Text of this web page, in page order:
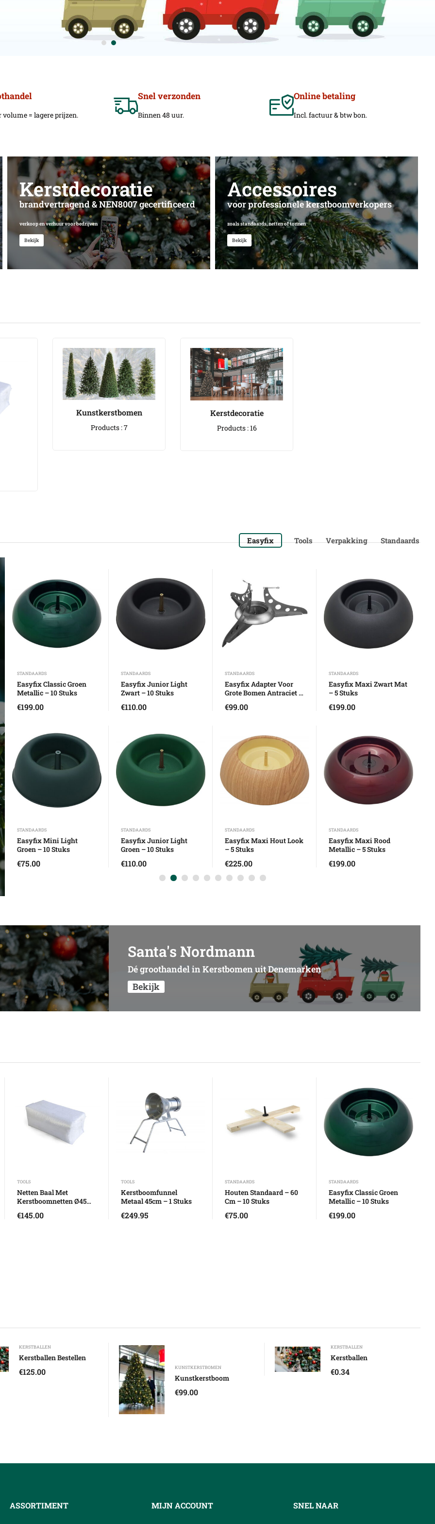
volume = lagere prijzen.
Snel verzonden
Binnen 48 uur.
Online betaling
Incl. factuur & btw bon.
Kerstdecoratie
brandvertragend & NEN8007 gecertificeerd
verkoop en verhuur voor bedrijven
Bekijk
Accessoires
voor professionele kerstboomverkopers
zoals standaards, netten of tonnen
Bekijk
Kunstkerstbomen
Products : 7
Kerstdecoratie
Products : 16
Easyfix Tools Verpakking Standaards
STANDAARDS
Easyfix Classic Groen
Metallic – 10 Stuks
€199.00
STANDAARDS
Easyfix Mini Light
Groen – 10 Stuks
€75.00
STANDAARDS
Easyfix Junior Light
Zwart – 10 Stuks
€110.00
STANDAARDS
Easyfix Junior Light
Groen – 10 Stuks
€110.00
STANDAARDS
Easyfix Adapter Voor
Grote Bomen Antraciet –
€99.00
STANDAARDS
Easyfix Maxi Hout Look
– 5 Stuks
€225.00
STANDAARDS
Easyfix Maxi Zwart Mat
– 5 Stuks
€199.00
STANDAARDS
Easyfix Maxi Rood
Metallic – 5 Stuks
€199.00
Santa's Nordmann
Dé groothandel in Kerstbomen uit Denemarken
Bekijk
TOOLS
Netten Baal Met
Kerstboomnetten Ø45
€145.00
TOOLS
Kerstboomfunnel
Metaal 45cm – 1 Stuks
€249.95
STANDAARDS
Houten Standaard – 60
Cm – 10 Stuks
€75.00
STANDAARDS
Easyfix Classic Groen
Metallic – 10 Stuks
€199.00
KERSTBALLEN
Kerstballen Bestellen
€125.00 KUNSTKERSTBOMEN
Kunstkerstboom
€99.00
KERSTBALLEN
Kerstballen
€0.34
ASSORTIMENT MIJN ACCOUNT SNEL NAAR